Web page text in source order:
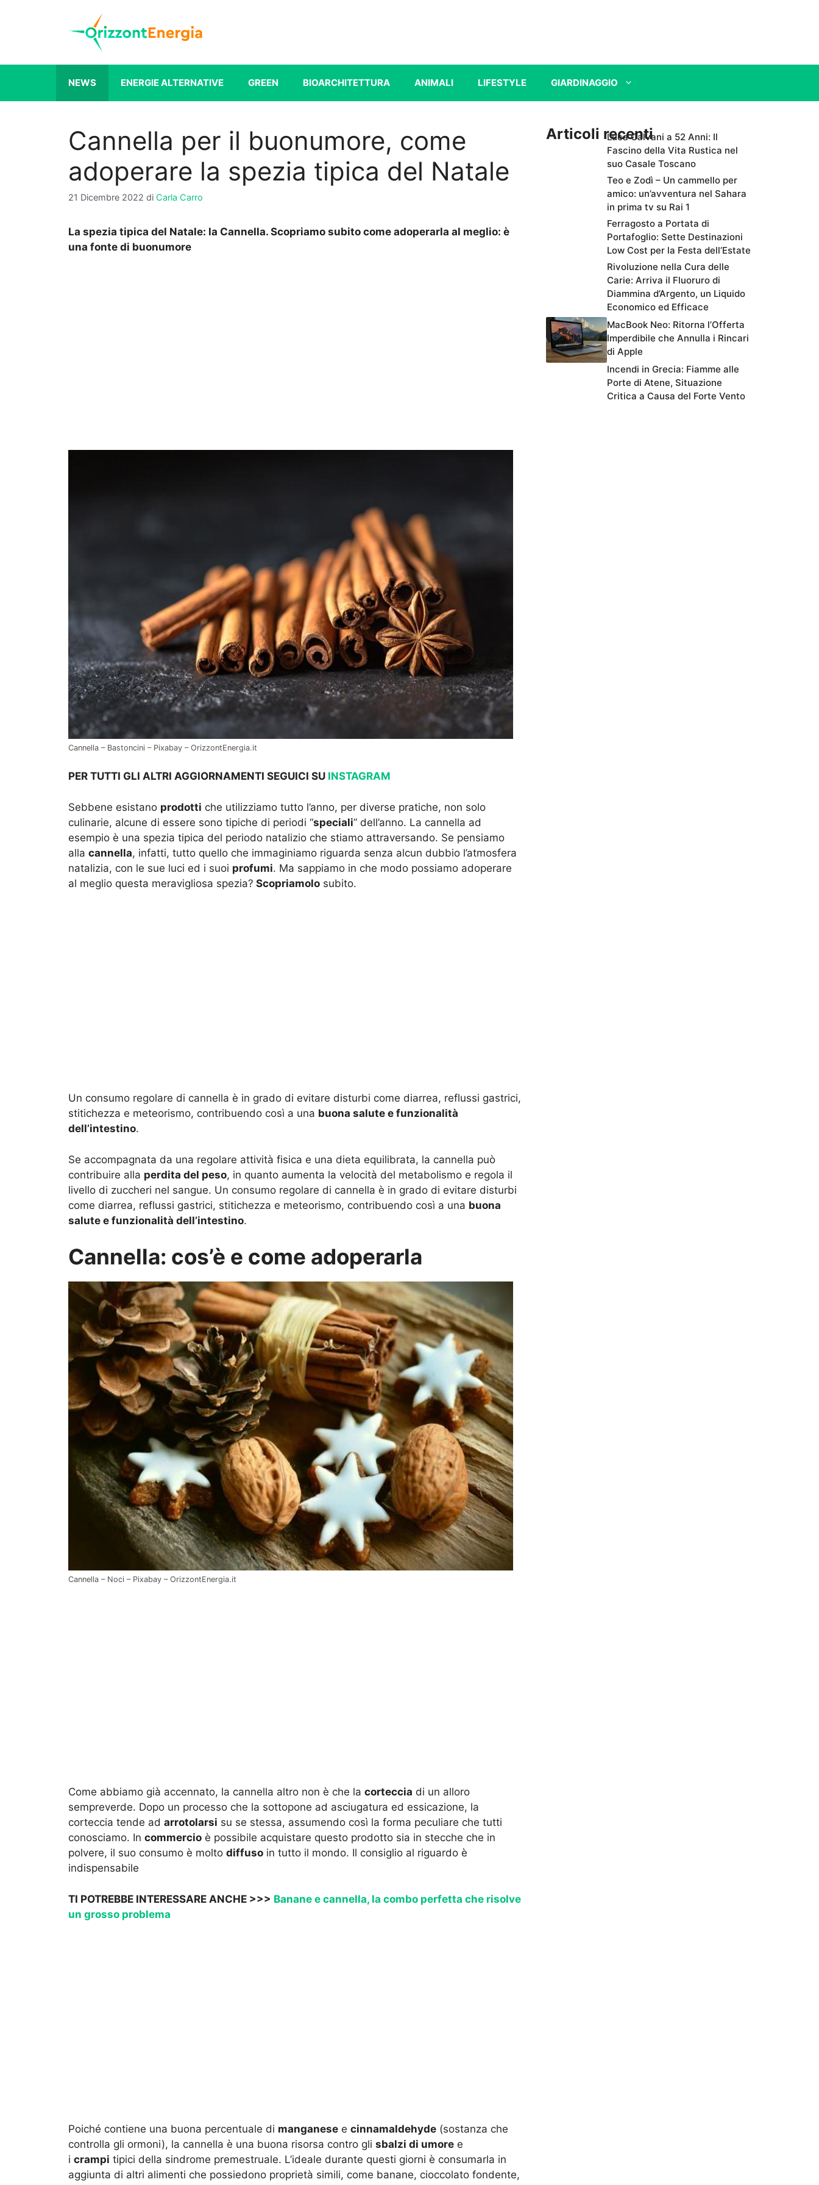
NEWS ENERGIE ALTERNATIVE GREEN BIOARCHITETTURA ANIMALI LIFESTYLE GIARDINAGGIO
Cannella per il buonumore, come
adoperare la spezia tipica del Natale
21 Dicembre 2022 di Carla Carro
La spezia tipica del Natale: la Cannella. Scopriamo subito come adoperarla al meglio: è
una fonte di buonumore
Cannella – Bastoncini – Pixabay – OrizzontEnergia.it
PER TUTTI GLI ALTRI AGGIORNAMENTI SEGUICI SU INSTAGRAM
Sebbene esistano prodotti che utilizziamo tutto l’anno, per diverse pratiche, non solo
culinarie, alcune di essere sono tipiche di periodi “speciali” dell’anno. La cannella ad
esempio è una spezia tipica del periodo natalizio che stiamo attraversando. Se pensiamo
alla cannella, infatti, tutto quello che immaginiamo riguarda senza alcun dubbio l’atmosfera
natalizia, con le sue luci ed i suoi profumi. Ma sappiamo in che modo possiamo adoperare
al meglio questa meravigliosa spezia? Scopriamolo subito.
Un consumo regolare di cannella è in grado di evitare disturbi come diarrea, reflussi gastrici,
stitichezza e meteorismo, contribuendo così a una buona salute e funzionalità
dell’intestino.
Se accompagnata da una regolare attività fisica e una dieta equilibrata, la cannella può
contribuire alla perdita del peso, in quanto aumenta la velocità del metabolismo e regola il
livello di zuccheri nel sangue. Un consumo regolare di cannella è in grado di evitare disturbi
come diarrea, reflussi gastrici, stitichezza e meteorismo, contribuendo così a una buona
salute e funzionalità dell’intestino.
Cannella: cos’è e come adoperarla
Cannella – Noci – Pixabay – OrizzontEnergia.it
Come abbiamo già accennato, la cannella altro non è che la corteccia di un alloro
sempreverde. Dopo un processo che la sottopone ad asciugatura ed essicazione, la
corteccia tende ad arrotolarsi su se stessa, assumendo così la forma peculiare che tutti
conosciamo. In commercio è possibile acquistare questo prodotto sia in stecche che in
polvere, il suo consumo è molto diffuso in tutto il mondo. Il consiglio al riguardo è
indispensabile
TI POTREBBE INTERESSARE ANCHE >>> Banane e cannella, la combo perfetta che risolve
un grosso problema
Poiché contiene una buona percentuale di manganese e cinnamaldehyde (sostanza che
controlla gli ormoni), la cannella è una buona risorsa contro gli sbalzi di umore e
i crampi tipici della sindrome premestruale. L’ideale durante questi giorni è consumarla in
aggiunta di altri alimenti che possiedono proprietà simili, come banane, cioccolato fondente,
Articoli recentiLuca Calvani a 52 Anni: Il
Fascino della Vita Rustica nel
suo Casale Toscano
Teo e Zodì – Un cammello per
amico: un’avventura nel Sahara
in prima tv su Rai 1
Ferragosto a Portata di
Portafoglio: Sette Destinazioni
Low Cost per la Festa dell’Estate
Rivoluzione nella Cura delle
Carie: Arriva il Fluoruro di
Diammina d’Argento, un Liquido
Economico ed Efficace
MacBook Neo: Ritorna l’Offerta
Imperdibile che Annulla i Rincari
di Apple
Incendi in Grecia: Fiamme alle
Porte di Atene, Situazione
Critica a Causa del Forte Vento